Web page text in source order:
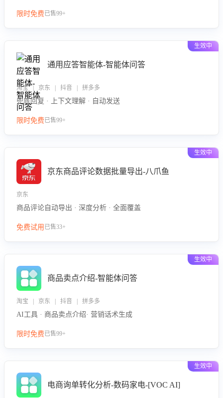
限时免费已售99+
生效中
通用应答智能体-智能体问答
淘宝 | 京东 | 抖音 | 拼多多
兜底回复 · 上下文理解 · 自动发送
限时免费已售99+
生效中
京东商品评论数据批量导出-八爪鱼
京东
商品评论自动导出 · 深度分析 · 全面覆盖
免费试用 已售33+
生效中
商品卖点介绍-智能体问答
淘宝 | 京东 | 抖音 | 拼多多
AI工具 · 商品卖点介绍· 营销话术生成
限时免费已售99+
生效中
电商询单转化分析-数码家电-[VOC AI]